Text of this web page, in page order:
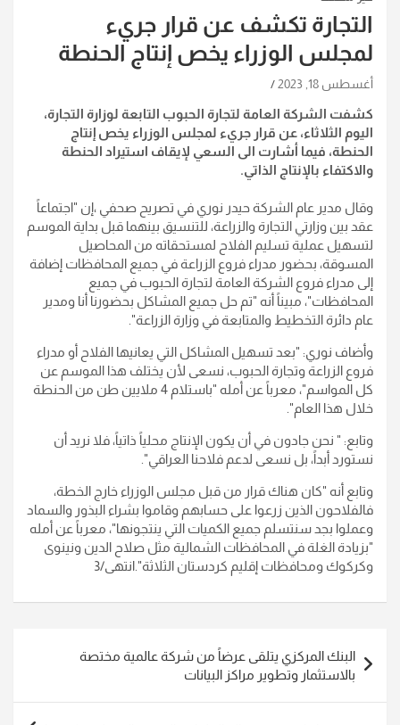
التجارة تكشف عن قرار جريء
لمجلس الوزراء يخص إنتاج الحنطة
أغسطس 18, 2023
كشفت الشركة العامة لتجارة الحبوب التابعة لوزارة التجارة،
اليوم الثلاثاء، عن قرار جريء لمجلس الوزراء يخص إنتاج
الحنطة، فيما أشارت الى السعي لإيقاف استيراد الحنطة
والاكتفاء بالإنتاج الذاتي.
وقال مدير عام الشركة حيدر نوري في تصريح صحفي ،إن "اجتماعاً
عقد بين وزارتي التجارة والزراعة، للتنسيق بينهما قبل بداية الموسم
لتسهيل عملية تسليم الفلاح لمستحقاته من المحاصيل
المسوقة، بحضور مدراء فروع الزراعة في جميع المحافظات إضافة
إلى مدراء فروع الشركة العامة لتجارة الحبوب في جميع
المحافظات"، مبيناً أنه "تم حل جميع المشاكل بحضورنا أنا ومدير
عام دائرة التخطيط والمتابعة في وزارة الزراعة".
وأضاف نوري: "بعد تسهيل المشاكل التي يعانيها الفلاح أو مدراء
فروع الزراعة وتجارة الحبوب، نسعى لأن يختلف هذا الموسم عن
كل المواسم"، معرباً عن أمله "باستلام 4 ملايين طن من الحنطة
خلال هذا العام".
وتابع: " نحن جادون في أن يكون الإنتاج محلياً ذاتياً، فلا نريد أن
نستورد أبداً، بل نسعى لدعم فلاحنا العراقي".
وتابع أنه "كان هناك قرار من قبل مجلس الوزراء خارج الخطة،
فالفلاحون الذين زرعوا على حسابهم وقاموا بشراء البذور والسماد
وعملوا بجد سنتسلم جميع الكميات التي ينتجونها"، معرباً عن أمله
"بزيادة الغلة في المحافظات الشمالية مثل صلاح الدين ونينوى
وكركوك ومحافظات إقليم كردستان الثلاثة".انتهى/3
المقالات
البنك المركزي يتلقى عرضاً من شركة عالمية مختصة
بالاستثمار وتطوير مراكز البيانات